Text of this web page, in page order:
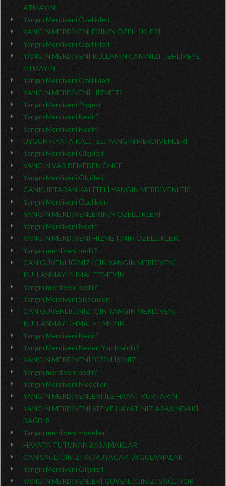
ATMAYIN
Yangın Merdiveni Özellikleri
YANGIN MERDİVENLERİNİN ÖZELLİKLERİ
Yangın Merdiveni Özellikleri
YANGIN MERDİVENİ KULLANIN CANINIZI TEHLİKEYE
ATMAYIN
Yangın Merdiveni Özellikleri
YANGIN MERDİVENİ HİZMETİ
Yangın Merdiveni Projesi
Yangın Merdiveni Nedir?
Yangın Merdiveni Nedir?
UYGUN FİYATA KALİTELİ YANGIN MERDİVENLERİ
Yangın Merdiveni Ölçüleri
YANGIN VAR DEMEDEN ÖNCE
Yangın Merdiveni Ölçüleri
CANKURTARAN KALİTELİ YANGIN MERDİVENLERİ
Yangın Merdiveni Özelikleri
YANGIN MERDİVENLERİNİN ÖZELLİKLERİ
Yangın Merdiveni Nedir?
YANGIN MERDİVENİ HİZMETİNİN ÖZELLİKLERİ
Yangın merdiveni nedir?
CAN GÜVENLİĞİNİZ İÇİN YANGIN MERDİVENİ
KULLANMAYI İHMAL ETMEYİN
Yangın merdiveni nedir?
Yangın Merdiveni Sistemleri
CAN GÜVENLİĞİNİZ İÇİN YANGIN MERDİVENİ
KULLANMAYI İHMAL ETMEYİN
Yangın Merdiveni Nedir?
Yangın Merdiveni Neden Yapılmalıdır?
YANGIN MERDİVENİ BİZİM İŞİMİZ
Yangın merdiveni nedir?
Yangın Merdiveni Modelleri
YANGIN MERDİVENLERİ İLE HAYAT KURTARIN
YANGIN MERDİVENİ SİZ VE HAYATINIZ ARASINDAKİ
BAĞDIR
Yangın merdiveni modelleri
HAYATA TUTUNAN BASAMAKLAR
CAN SAĞLIĞINIZI KORUYACAK UYGULAMALAR
Yangın Merdiveni Ölçüleri
YANGIN MERDİVENLERİ GÜVENLİĞİNİZİ SAĞLIYOR